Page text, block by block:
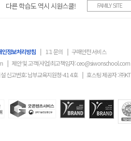
다른 학습도 역시 시원스쿨! FAMILY SITE
인정보처리방침 | 1:1 문의 | 구매안전 서비스
| 제안 및 고객(사업)최고책임자:ceo@siwonschool.com
신고번호: 남부교육지원청-414호 | 호스팅 제공자 : ㈜KT